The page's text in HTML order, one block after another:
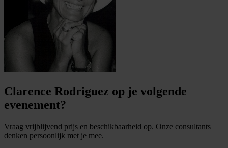
Clarence Rodriguez op je volgende
evenement?
Vraag vrijblijvend prijs en beschikbaarheid op. Onze consultants
denken persoonlijk met je mee.